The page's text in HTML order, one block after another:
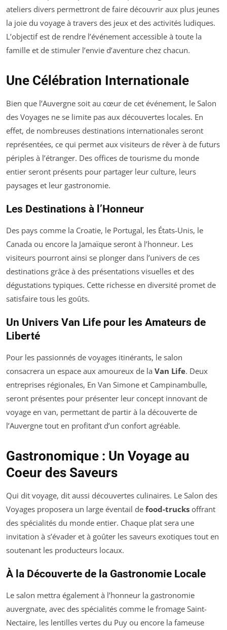
ateliers divers permettront de faire découvrir aux plus jeunes
la joie du voyage à travers des jeux et des activités ludiques.
L’objectif est de rendre l’événement accessible à toute la
famille et de stimuler l’envie d’aventure chez chacun.
Une Célébration Internationale
Bien que l’Auvergne soit au cœur de cet événement, le Salon
des Voyages ne se limite pas aux découvertes locales. En
effet, de nombreuses destinations internationales seront
représentées, ce qui permet aux visiteurs de rêver à de futurs
périples à l’étranger. Des offices de tourisme du monde
entier seront présents pour partager leur culture, leurs
paysages et leur gastronomie.
Les Destinations à l’Honneur
Des pays comme la Croatie, le Portugal, les États-Unis, le
Canada ou encore la Jamaïque seront à l’honneur. Les
visiteurs pourront ainsi se plonger dans l’univers de ces
destinations grâce à des présentations visuelles et des
dégustations typiques. Cette richesse en diversité promet de
satisfaire tous les goûts.
Un Univers Van Life pour les Amateurs de
Liberté
Pour les passionnés de voyages itinérants, le salon
consacrera un espace aux amoureux de la Van Life. Deux
entreprises régionales, En Van Simone et Campinambulle,
seront présentes pour présenter leur concept innovant de
voyage en van, permettant de partir à la découverte de
l’Auvergne tout en profitant d’un confort agréable.
Gastronomique : Un Voyage au
Coeur des Saveurs
Qui dit voyage, dit aussi découvertes culinaires. Le Salon des
Voyages proposera un large éventail de food-trucks offrant
des spécialités du monde entier. Chaque plat sera une
invitation à s’évader et à goûter les saveurs exotiques tout en
soutenant les producteurs locaux.
À la Découverte de la Gastronomie Locale
Le salon mettra également à l’honneur la gastronomie
auvergnate, avec des spécialités comme le fromage Saint-
Nectaire, les lentilles vertes du Puy ou encore la fameuse